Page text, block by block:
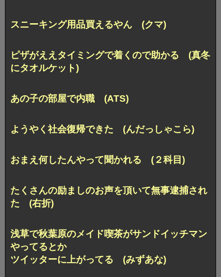
スニーキング用品買えるやん (クマ)
ピザがええタイミングで着くので助かる (真冬
にタオルケット)
あの子の部屋で内職 (ATS)
ようやく社会復帰できた (んだっしゃこら)
おまえ何したんやって聞かれる (２科目)
たくさんの励ましのお声を頂いて無事逮捕され
た (右折)
浅草で秋葉原のメイド喫茶がサンドイッチマン
やってるとか
ツイッターに上がってる (みずあな)